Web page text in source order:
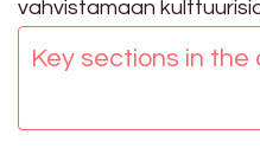
vahvistamaan
Key sections in the